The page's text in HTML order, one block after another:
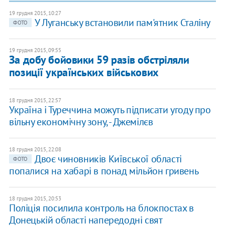
19 грудня 2015, 10:27
ФОТО
У Луганську встановили пам'ятник Сталіну
19 грудня 2015, 09:55
За добу бойовики 59 разів обстріляли
позиції українських військових
18 грудня 2015, 22:57
Україна і Туреччина можуть підписати угоду про
вільну економічну зону, - Джемілєв
18 грудня 2015, 22:08
ФОТО
Двоє чиновників Київської області
попалися на хабарі в понад мільйон гривень
18 грудня 2015, 20:53
Поліція посилила контроль на блокпостах в
Донецькій області напередодні свят